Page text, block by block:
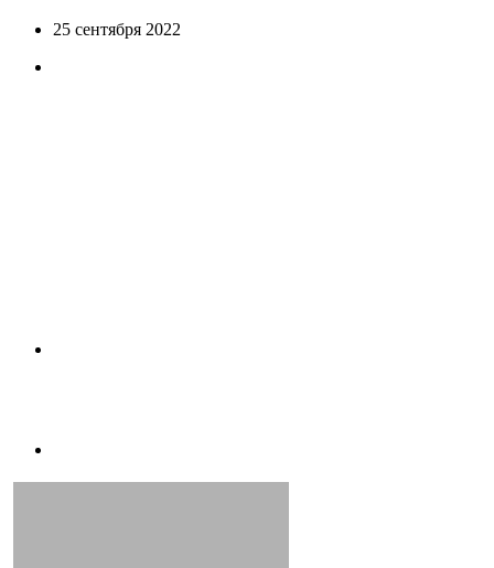
25 сентября 2022